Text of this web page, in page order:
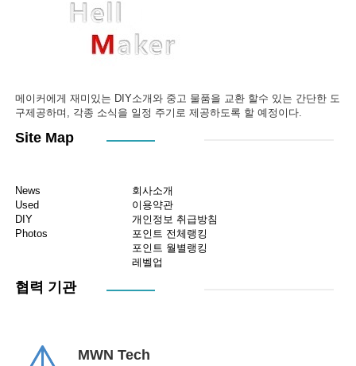
메이커에게 재미있는 DIY소개와 중고 물품을 교환 할수 있는 간단한 도
구제공하며, 각종 소식을 일정 주기로 제공하도록 할 예정이다.
Site Map
News
Used
DIY
Photos
회사소개
이용약관
개인정보 취급방침
포인트 전체랭킹
포인트 월별랭킹
레벨업
협력 기관
MWN Tech